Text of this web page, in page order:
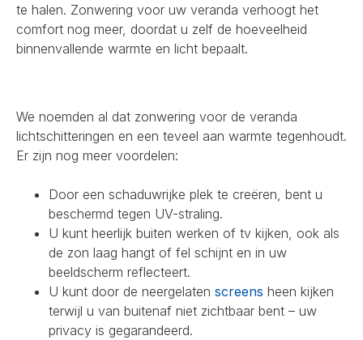
te halen. Zonwering voor uw veranda verhoogt het
comfort nog meer, doordat u zelf de hoeveelheid
binnenvallende warmte en licht bepaalt.
We noemden al dat zonwering voor de veranda
lichtschitteringen en een teveel aan warmte tegenhoudt.
Er zijn nog meer voordelen:
Door een schaduwrijke plek te creëren, bent u
beschermd tegen UV-straling.
U kunt heerlijk buiten werken of tv kijken, ook als
de zon laag hangt of fel schijnt en in uw
beeldscherm reflecteert.
U kunt door de neergelaten screens heen kijken
terwijl u van buitenaf niet zichtbaar bent – uw
privacy is gegarandeerd.